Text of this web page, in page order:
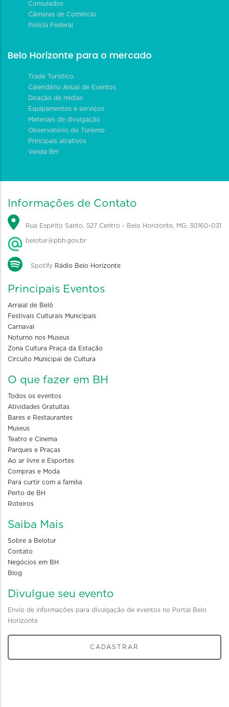
Consulados
Câmaras de Comércio
Polícia Federal
Belo Horizonte para o mercado
Trade Turístico
Calendário Anual de Eventos
Doação de mídias
Equipamentos e serviços
Materiais de divulgação
Observatório do Turismo
Principais atrativos
Venda BH
Informações de Contato
Rua Espírito Santo, 527 Centro - Belo Horizonte, MG, 30160-031
belotur@pbh.gov.br
Spotify Rádio Belo Horizonte
Principais Eventos
Arraial de Belô
Festivais Culturais Municipais
Carnaval
Noturno nos Museus
Zona Cultura Praça da Estação
Circuito Municipal de Cultura
O que fazer em BH
Todos os eventos
Atividades Gratuitas
Bares e Restaurantes
Museus
Teatro e Cinema
Parques e Praças
Ao ar livre e Esportes
Compras e Moda
Para curtir com a familia
Perto de BH
Roteiros
Saiba Mais
Sobre a Belotur
Contato
Negócios em BH
Blog
Divulgue seu evento
Envio de informações para divulgação de eventos no Portal Belo
Horizonte
CADASTRAR